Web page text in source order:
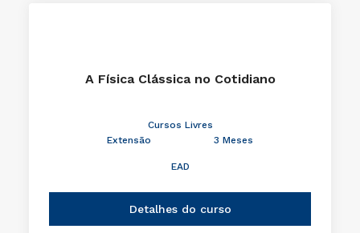
A Física Clássica no Cotidiano
Cursos Livres
Extensão
3 Meses
EAD
Detalhes do curso